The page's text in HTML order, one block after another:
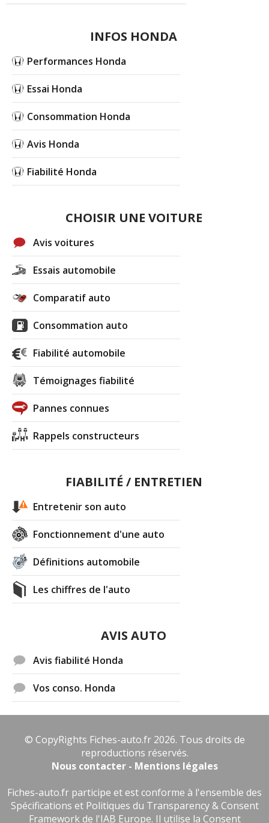
INFOS HONDA
Performances Honda
Essai Honda
Consommation Honda
Avis Honda
Fiabilité Honda
CHOISIR UNE VOITURE
Avis voitures
Essais automobile
Comparatif auto
Consommation auto
Fiabilité automobile
Témoignages fiabilité
Pannes connues
Rappels constructeurs
FIABILITÉ / ENTRETIEN
Entretenir son auto
Fonctionnement d'une auto
Définitions automobile
Les chiffres de l'auto
AVIS AUTO
Avis fiabilité Honda
Vos conso. Honda
© CopyRights Fiches-auto.fr 2026. Tous droits de
reproductions réservés.
Nous contacter - Mentions légales
Fiches-auto.fr participe et est conforme à l'ensemble des
Spécifications et Politiques du Transparency & Consent
Framework de l'IAB Europe. Il utilise la Consent